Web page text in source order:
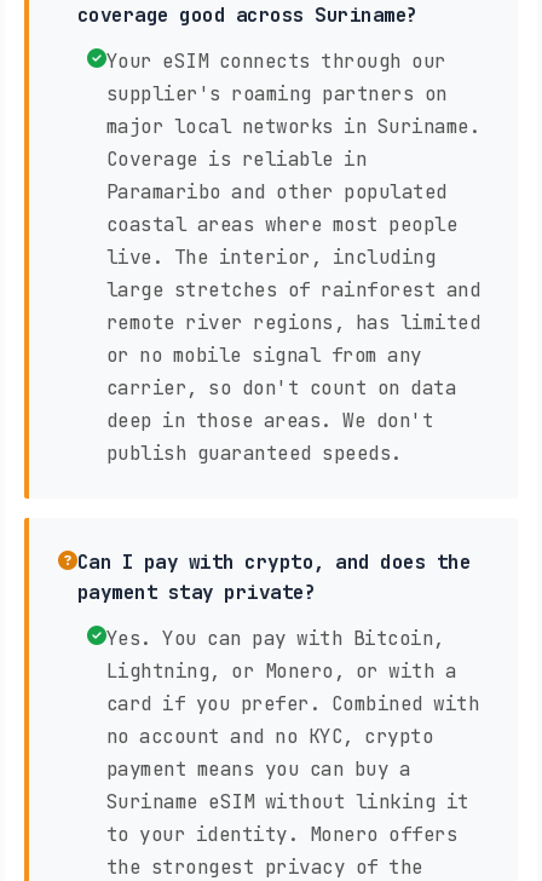
coverage good across Suriname?
Your eSIM connects through our
supplier's roaming partners on
major local networks in Suriname.
Coverage is reliable in
Paramaribo and other populated
coastal areas where most people
live. The interior, including
large stretches of rainforest and
remote river regions, has limited
or no mobile signal from any
carrier, so don't count on data
deep in those areas. We don't
publish guaranteed speeds.
Can I pay with crypto, and does the
payment stay private?
Yes. You can pay with Bitcoin,
Lightning, or Monero, or with a
card if you prefer. Combined with
no account and no KYC, crypto
payment means you can buy a
Suriname eSIM without linking it
to your identity. Monero offers
the strongest privacy of the